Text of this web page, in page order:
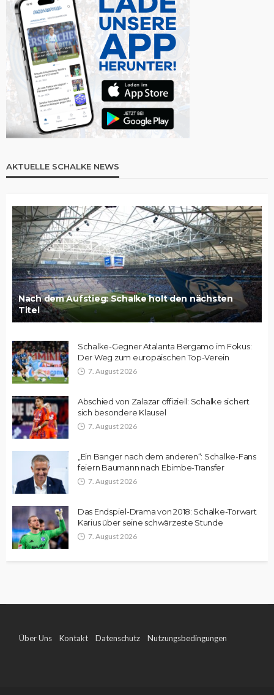
AKTUELLE SCHALKE NEWS
Nach dem Aufstieg: Schalke holt den nächsten
Titel
Schalke-Gegner Atalanta Bergamo im Fokus:
Der Weg zum europäischen Top-Verein
7. August 2026
Abschied von Zalazar offiziell: Schalke sichert
sich besondere Klausel
7. August 2026
„Ein Banger nach dem anderen“: Schalke-Fans
feiern Baumann nach Ebimbe-Transfer
7. August 2026
Das Endspiel-Drama von 2018: Schalke-Torwart
Karius über seine schwärzeste Stunde
7. August 2026
Über Uns Kontakt Datenschutz Nutzungsbedingungen